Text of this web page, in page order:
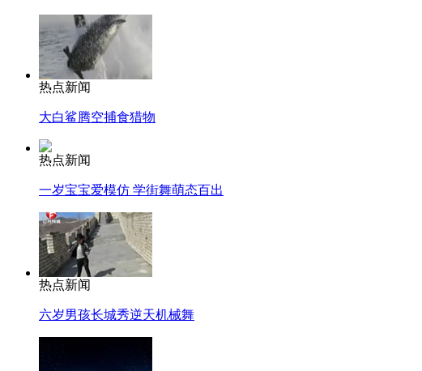
热点新闻
大白鲨腾空捕食猎物
热点新闻
一岁宝宝爱模仿 学街舞萌态百出
热点新闻
六岁男孩长城秀逆天机械舞